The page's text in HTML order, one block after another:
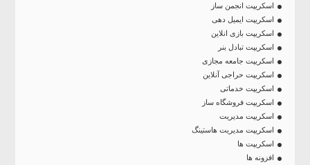
اسکریپت انجمن ساز
اسکریپت ایمیل دهی
اسکریپت بازی انلاین
اسکریپت تبادل بنر
اسکریپت جامعه مجازی
اسکریپت حراجی آنلاین
اسکریپت خدماتی
اسکریپت فروشگاه ساز
اسکریپت مدیریت
اسکریپت مدیریت هاستینگ
اسکریپت ها
افزونه ها